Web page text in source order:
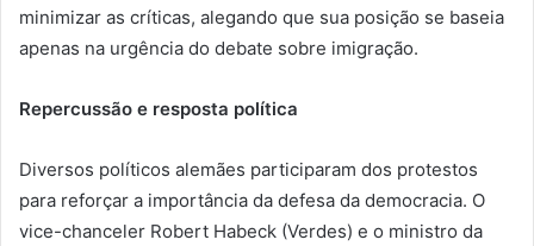
minimizar as críticas, alegando que sua posição se baseia
apenas na urgência do debate sobre imigração.
Repercussão e resposta política
Diversos políticos alemães participaram dos protestos
para reforçar a importância da defesa da democracia. O
vice-chanceler Robert Habeck (Verdes) e o ministro da